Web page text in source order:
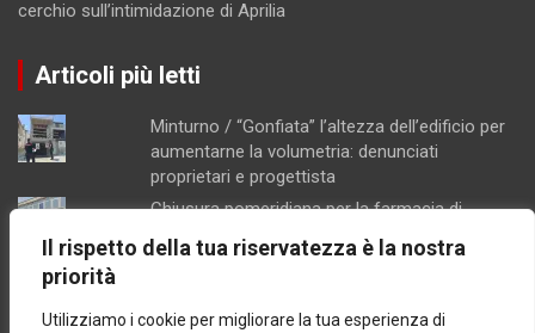
Il rispetto della tua riservatezza è la nostra
priorità
Utilizziamo i cookie per migliorare la tua esperienza di
cerchio sull’intimidazione di Aprilia
Articoli più letti
Minturno / “Gonfiata” l’altezza dell’edificio per
aumentarne la volumetria: denunciati
proprietari e progettista
Chiusura pomeridiana per la farmacia di
Formia, "manca il personale"
Concorsopoli all’Asl di Latina, licenziati